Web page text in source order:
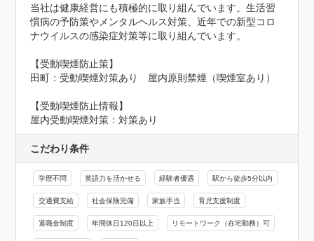
当社は健康経営にも積極的に取り組んでいます。生活習
慣病の予防策やメンタルヘルス対策、近年での新型コロ
ナウイルスの感染症対策等に取り組んでいます。
【受動喫煙防止策】
田町：受動喫煙対策あり　屋内原則禁煙（喫煙室あり）
【受動喫煙防止情報】
屋内受動喫煙対策：対策あり
こだわり条件
学歴不問 英語力を活かせる 経験者優遇 駅から徒歩5分以内
交通費支給 社会保険完備 家族手当 育児支援制度
退職金制度 年間休日120日以上 リモートワーク（在宅勤務）可